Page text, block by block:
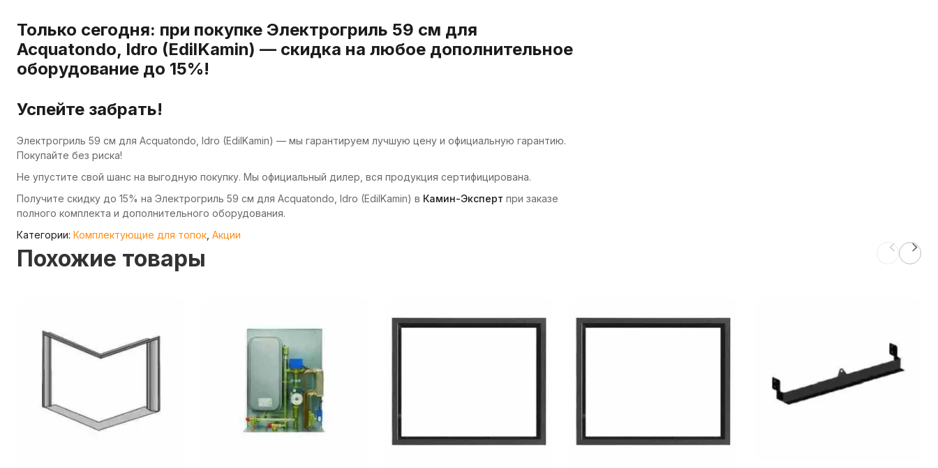
Только сегодня: при покупке Электрогриль 59 см для
Acquatondo, Idro (EdilKamin) — скидка на любое дополнительное
оборудование до 15%!
Успейте забрать!
Электрогриль 59 см для Acquatondo, Idro (EdilKamin) — мы гарантируем лучшую цену и официальную гарантию.
Покупайте без риска!
Не упустите свой шанс на выгодную покупку. Мы официальный дилер, вся продукция сертифицирована.
Получите скидку до 15% на Электрогриль 59 см для Acquatondo, Idro (EdilKamin) в Камин-Эксперт при заказе
полного комплекта и дополнительного оборудования.
Категории: Комплектующие для топок Акции
Похожие товары